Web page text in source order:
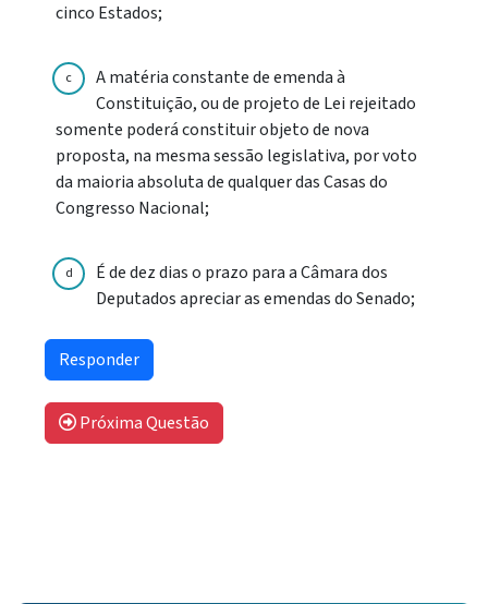
cinco Estados;
c
A matéria constante de emenda à
Constituição, ou de projeto de Lei rejeitado
somente poderá constituir objeto de nova
proposta, na mesma sessão legislativa, por voto
da maioria absoluta de qualquer das Casas do
Congresso Nacional;
d
É de dez dias o prazo para a Câmara dos
Deputados apreciar as emendas do Senado;
Próxima Questão